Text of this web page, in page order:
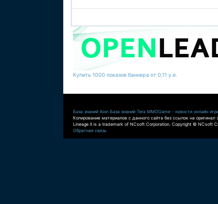
Купить 1000 показов баннера от 0,11 у.е.
База знаний Aion База знаний Tera MMOGame - новости онлайн
Копирование материалов с данного сайта без ссылок на оригинал
Lineage II is a trademark of NCsoft Corporation. Copyright © NCsoft
Обратная связь